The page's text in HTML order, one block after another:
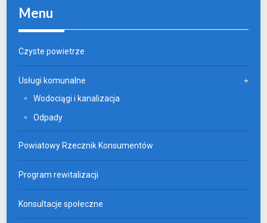
Menu
Czyste powietrze
Usługi komunalne
Wodociągi i kanalizacja
Odpady
Powiatowy Rzecznik Konsumentów
Program rewitalizacji
Konsultacje społeczne